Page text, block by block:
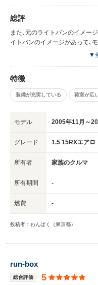
も燃費の悪さに影響すると思う
転ばかり上がって加速が悪い｡
スポーツモードはいらない｡ 雨
総評
また､元のライトバンのイメー
イトバンのイメージがあって､
ジが無くなったと思うのもつ▼
特徴
装備が充実している 荷室が広
モデル 2005年11月～
グレード 1.5 15RXエアロ
所有者 家族のクルマ
所有期間 -
燃費 -
投稿者：わんぱく（東京都）
run-box
総合評価 5